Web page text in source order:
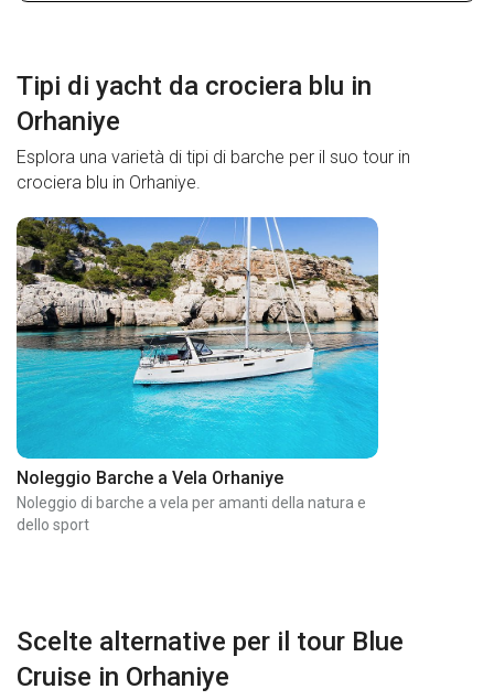
Tipi di yacht da crociera blu in
Orhaniye
Esplora una varietà di tipi di barche per il suo tour in
crociera blu in Orhaniye.
Noleggio Barche a Vela Orhaniye
Noleggio di barche a vela per amanti della natura e
dello sport
Scelte alternative per il tour Blue
Cruise in Orhaniye